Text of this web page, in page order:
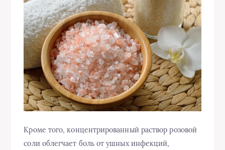
Кроме того, концентрированный раствор розовой
соли облегчает боль от ушных инфекций,